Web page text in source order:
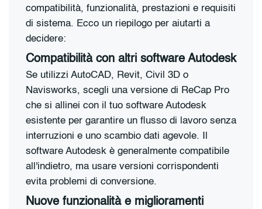
compatibilità, funzionalità, prestazioni e requisiti
di sistema. Ecco un riepilogo per aiutarti a
decidere:
Compatibilità con altri software Autodesk
Se utilizzi AutoCAD, Revit, Civil 3D o
Navisworks, scegli una versione di ReCap Pro
che si allinei con il tuo software Autodesk
esistente per garantire un flusso di lavoro senza
interruzioni e uno scambio dati agevole. Il
software Autodesk è generalmente compatibile
all'indietro, ma usare versioni corrispondenti
evita problemi di conversione.
Nuove funzionalità e miglioramenti